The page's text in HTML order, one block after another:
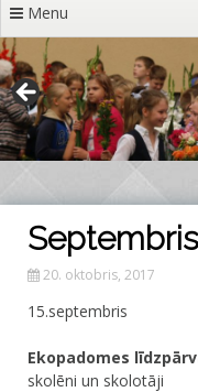
Menu
Septembris
20. oktobris, 2017
15.septembris
Ekopadomes
skolēni un skolotāji